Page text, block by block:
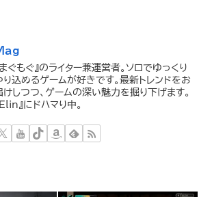
まぐもぐ』のライター兼運営者。ソロでゆっくり
り込めるゲームが好きです。最新トレンドをお
けしつつ、ゲームの深い魅力を掘り下げます。
Elin』にドハマり中。